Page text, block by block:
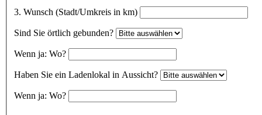
3. Wunsch (Stadt/Umkreis in km)
Sind Sie örtlich gebunden?
Wenn ja: Wo?
Haben Sie ein Ladenlokal in Aussicht?
Wenn ja: Wo?